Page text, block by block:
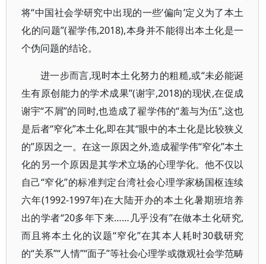
将“中国社会学研究中出现的一些‘偏向’定义为了本土
化的问题”(翟学伟,2018),本身并不能得出本土化是一
个伪问题的结论。
进一步而言,现时本土化努力的粗糙,或“未必能诞
生有原创能力的学术成果”(谢宇,2018)的现状,在促成
谢宇“不屑”的同时,也造成了翟学伟的“羞与为伍”,这也
是后者“窄化”本土化,即在其“眼中的本土化是比较狭义
的”原因之一。在这一原因之外,造成翟学伟“窄化”本土
化的另一个原因是其学术立场的心理学化。他不仅以
自己“窄化”的标准判定台湾社会心理学家杨国枢连续
六年(1992-1997年)在大陆开办的本土化暑期班培养
出的学者“20多年下来……几乎没有”在做本土化研究,
而且将本土化的议题“窄化”在其本人耗时30载研究
的“关系”“人情”“面子”等社会心理学或微观社会学范畴